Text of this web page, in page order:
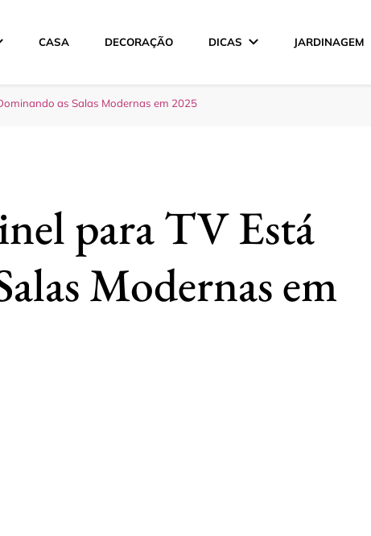
CASA DECORAÇÃO DICAS JARDINAGEM
as Salas Modernas em 2025
para TV Está
Modernas em